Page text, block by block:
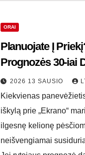
ORAI
Planuojate Į
Prognozės 30-iai
Patikimumas
2026 13 SAUSIO
Kiekvienas
iškylą prie „Ekrano“
ilgesnę kelionę
neišvengiamai